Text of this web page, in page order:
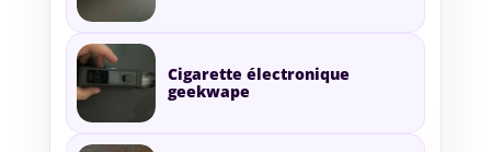
Cigarette électronique
geekwape